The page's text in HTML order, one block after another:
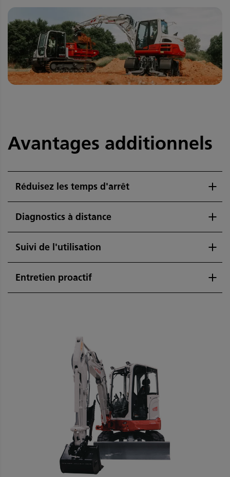
Avantages additionnels
Réduisez les temps d'arrêt
Diagnostics à distance
Suivi de l'utilisation
Entretien proactif